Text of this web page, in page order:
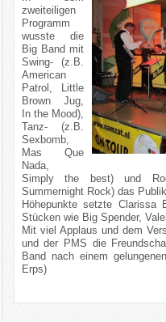
zweiteiligen
Programm
wusste die
Big Band mit
Swing- (z.B.
American
Patrol, Little
Brown Jug,
In the Mood),
Tanz- (z.B.
Sexbomb,
Mas Que
Nada,
Simply the best) und
Summernight Rock) das
Höhepunkte setzte
Stücken wie Big Spender,
Mit viel Applaus und dem
und der PMS die
Band nach einem
Erps)